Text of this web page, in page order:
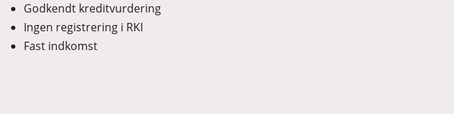
Godkendt kreditvurdering
Ingen registrering i RKI
Fast indkomst